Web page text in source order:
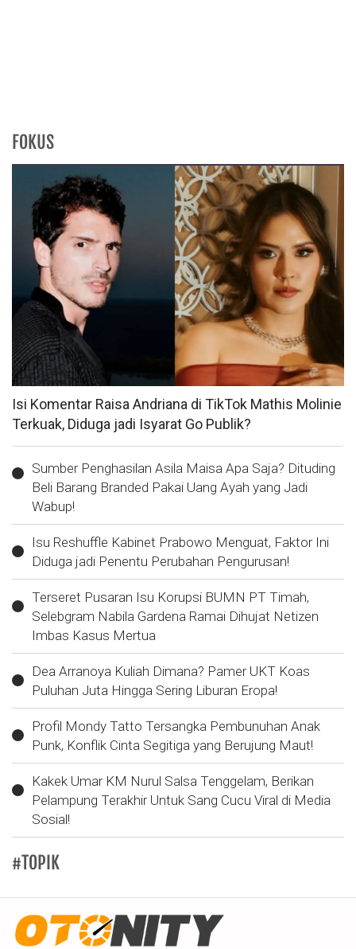
FOKUS
Isi Komentar Raisa Andriana di TikTok Mathis Molinie
Terkuak, Diduga jadi Isyarat Go Publik?
Sumber Penghasilan Asila Maisa Apa Saja? Dituding
Beli Barang Branded Pakai Uang Ayah yang Jadi
Wabup!
Isu Reshuffle Kabinet Prabowo Menguat, Faktor Ini
Diduga jadi Penentu Perubahan Pengurusan!
Terseret Pusaran Isu Korupsi BUMN PT Timah,
Selebgram Nabila Gardena Ramai Dihujat Netizen
Imbas Kasus Mertua
Dea Arranoya Kuliah Dimana? Pamer UKT Koas
Puluhan Juta Hingga Sering Liburan Eropa!
Profil Mondy Tatto Tersangka Pembunuhan Anak
Punk, Konflik Cinta Segitiga yang Berujung Maut!
Kakek Umar KM Nurul Salsa Tenggelam, Berikan
Pelampung Terakhir Untuk Sang Cucu Viral di Media
Sosial!
#TOPIK